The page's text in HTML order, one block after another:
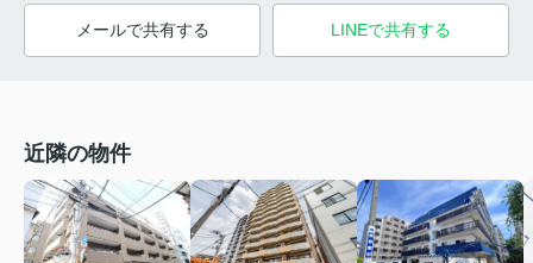
メールで共有する LINEで共有する
近隣の物件